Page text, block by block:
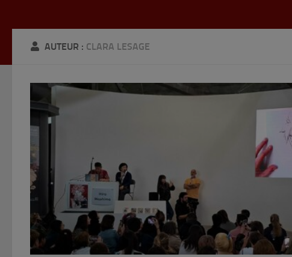
AUTEUR : CLARA LESAGE